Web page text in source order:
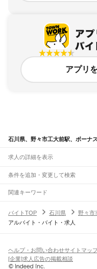
アプリ
石川県、野々市工大前駅、ボーナ
求人の詳細を表示
条件を追加・変更して検索
市区町村を追加・変更
石川県すべて
金沢市 七尾市 小松市
駅を追加・変更
JR七尾線
津幡駅 中津幡駅
職種を追加・変更
飲食・フードサービスすべて
ホールスタッフキッチンスタッフ
パン屋（ベーカリー）
人気
日払いOK高校生歓迎
雇用形態を追加・変更
関連キーワード
バイトTOP
石川県 野々市
アルバイト・バイト・求人
ヘルプ・お問い合わせサイトマッ
[企業]求人広告の掲載相談